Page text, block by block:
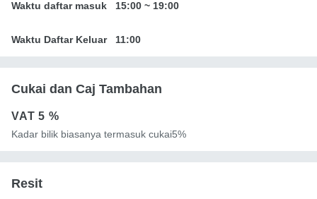
Waktu daftar masuk 15:00 ~ 19:00
Waktu Daftar Keluar 11:00
Cukai dan Caj Tambahan
VAT5 %
Kadar bilik biasanya termasuk cukai5%
Resit